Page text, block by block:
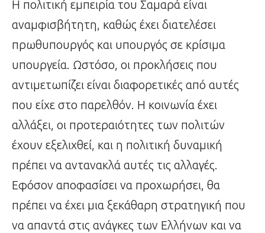
Η πολιτική εμπειρία του Σαμαρά είναι
αναμφισβήτητη, καθώς έχει διατελέσει
πρωθυπουργός και υπουργός σε κρίσιμα
υπουργεία. Ωστόσο, οι προκλήσεις που
αντιμετωπίζει είναι διαφορετικές από αυτές
που είχε στο παρελθόν. Η κοινωνία έχει
αλλάξει, οι προτεραιότητες των πολιτών
έχουν εξελιχθεί, και η πολιτική δυναμική
πρέπει να αντανακλά αυτές τις αλλαγές.
Εφόσον αποφασίσει να προχωρήσει, θα
πρέπει να έχει μια ξεκάθαρη στρατηγική που
να απαντά στις ανάγκες των Ελλήνων και να